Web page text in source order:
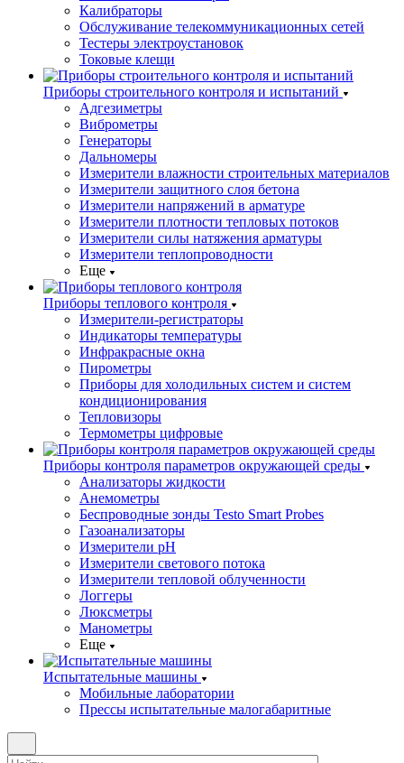
Калибраторы
Обслуживание телекоммуникационных сетей
Тестеры электроустановок
Токовые клещи
Приборы строительного контроля и испытаний
Адгезиметры
Виброметры
Генераторы
Дальномеры
Измерители влажности строительных материалов
Измерители защитного слоя бетона
Измерители напряжений в арматуре
Измерители плотности тепловых потоков
Измерители силы натяжения арматуры
Измерители теплопроводности
Еще
Приборы теплового контроля
Измерители-регистраторы
Индикаторы температуры
Инфракрасные окна
Пирометры
Приборы для холодильных систем и систем
кондиционирования
Тепловизоры
Термометры цифровые
Приборы контроля параметров окружающей среды
Анализаторы жидкости
Анемометры
Беспроводные зонды Testo Smart Probes
Газоанализаторы
Измерители pH
Измерители светового потока
Измерители тепловой облученности
Логгеры
Люксметры
Манометры
Еще
Испытательные машины
Мобильные лаборатории
Прессы испытательные малогабаритные